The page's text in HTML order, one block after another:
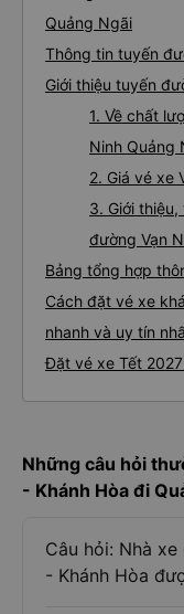
Quảng Ngãi
Thông tin tuyến
Giới thiệu tuyến
1. Về chất
Ninh Quảng
2. Giá vé xe
3. Giới
đường Vạn
Bảng tổng hợp
Cách đặt vé xe
nhanh và uy tín
Đặt vé xe Tết
Những câu hỏi
- Khánh Hòa đi
Câu hỏi: Nhà
- Khánh Hòa